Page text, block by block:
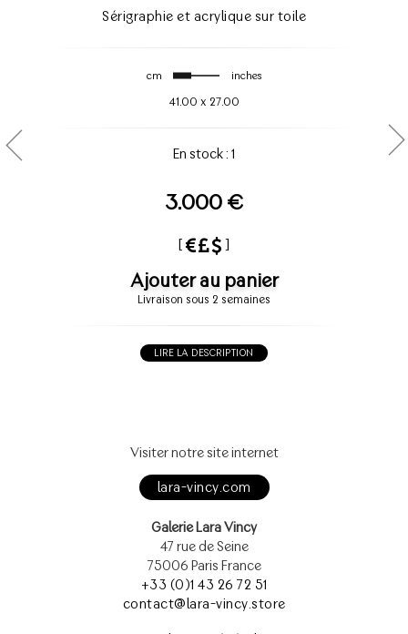
Sérigraphie et acrylique sur toile
cm inches
41.00 x 27.00
En stock : 1
3.000 €
[ ]
Ajouter au panier
Livraison sous 2 semaines
LIRE LA DESCRIPTION
Visiter notre site internet
lara-vincy.com
Galerie Lara Vincy
47 rue de Seine
75006 Paris France
+33 (0)1 43 26 72 51
contact@lara-vincy.store